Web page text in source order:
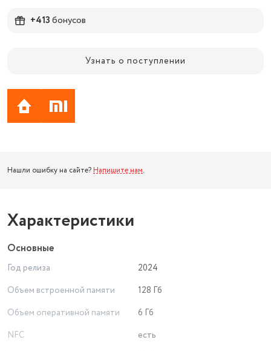
+413бонусов
Узнать о поступлении
Нашли ошибку на сайте? Напишите нам.
Характеристики
Основные
Год релиза
2024
Объем встроенной памяти
128 Гб
Объем оперативной памяти
6 Гб
NFC
есть